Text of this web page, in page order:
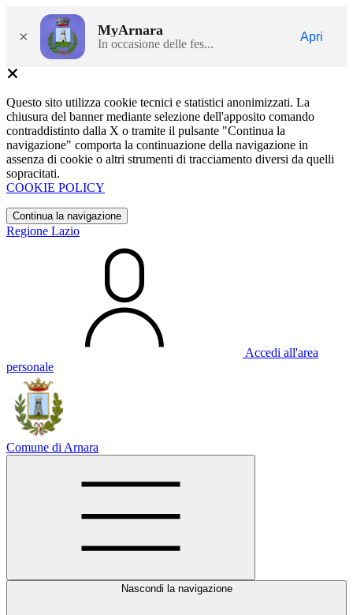
× MyArnara
In occasione delle fes...
Apri
Questo sito utilizza cookie tecnici e statistici anonimizzati. La
chiusura del banner mediante selezione dell'apposito comando
contraddistinto dalla X o tramite il pulsante "Continua la
navigazione" comporta la continuazione della navigazione in
assenza di cookie o altri strumenti di tracciamento diversi da quelli
sopracitati.
COOKIE POLICY
Continua la navigazione
Regione Lazio
Accedi all'area
personale
Comune di Arnara
Nascondi la navigazione